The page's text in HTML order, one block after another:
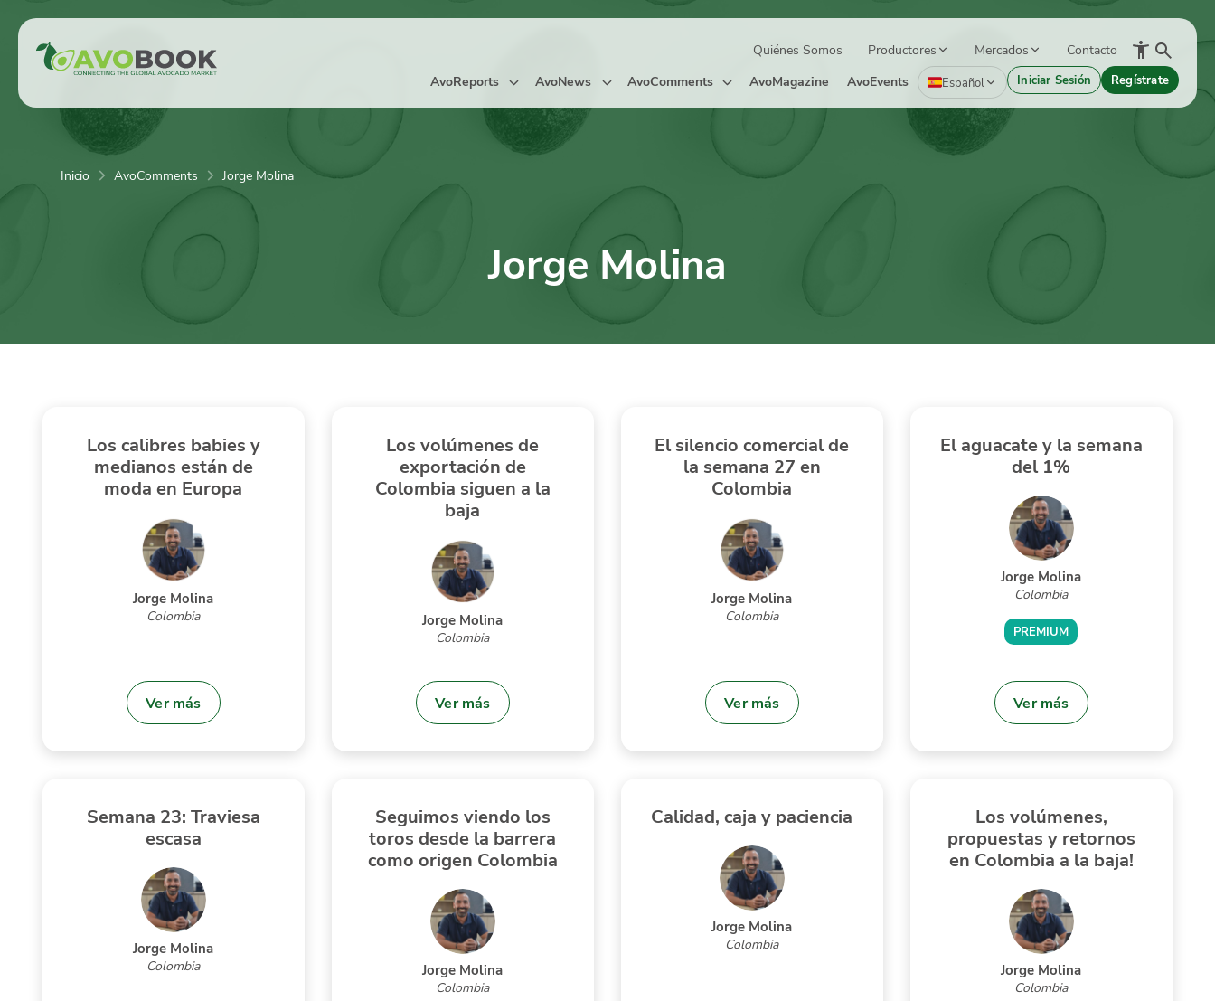
Quiénes Somos Productores Mercados
Contacto
AvoReports
AvoNews AvoComments AvoMagazine AvoEvents Español Iniciar Sesión Regístrate
Inicio AvoComments Jorge Molina
Jorge Molina
Los calibres babies y
medianos están de
moda en Europa
Jorge Molina
Colombia
Ver más
Los volúmenes de
exportación de
Colombia siguen a la
baja
Jorge Molina
Colombia
Ver más
El silencio comercial de
la semana 27 en
Colombia
Jorge Molina
Colombia
Ver más
El aguacate y la semana
del 1%
Jorge Molina
Colombia
PREMIUM
Ver más
Semana 23: Traviesa
escasa
Jorge Molina
Colombia
Seguimos viendo los
toros desde la barrera
como origen Colombia
Jorge Molina
Colombia
Calidad, caja y paciencia
Jorge Molina
Colombia
Los volúmenes,
propuestas y retornos
en Colombia a la baja!
Jorge Molina
Colombia